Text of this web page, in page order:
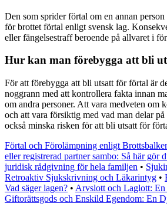
Den som sprider förtal om en annan
för brottet förtal enligt svensk lag.
eller fängelsestraff beroende på allvaret i
Hur kan man förebygga att bli
För att förebygga att bli utsatt för förtal är
noggrann med att kontrollera fakta innan
om andra personer. Att vara medveten om
och att vara försiktig med vad man delar på
också minska risken för att bli utsatt för
Förtal och Förolämpning enligt
eller registrerad partner sambo: Så här gör
juridisk rådgivning för hela familjen •
Retroaktiv Sjukskrivning och Läkarintyg •
Vad säger lagen? • Arvslott och Laglott:
Giftorättsgods och Enskild Egendom: En